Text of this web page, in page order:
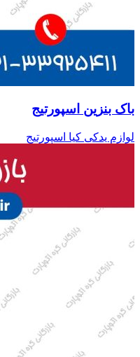
باک بنزین اسپورتیج
لوازم یدکی کیا اسپورتیج